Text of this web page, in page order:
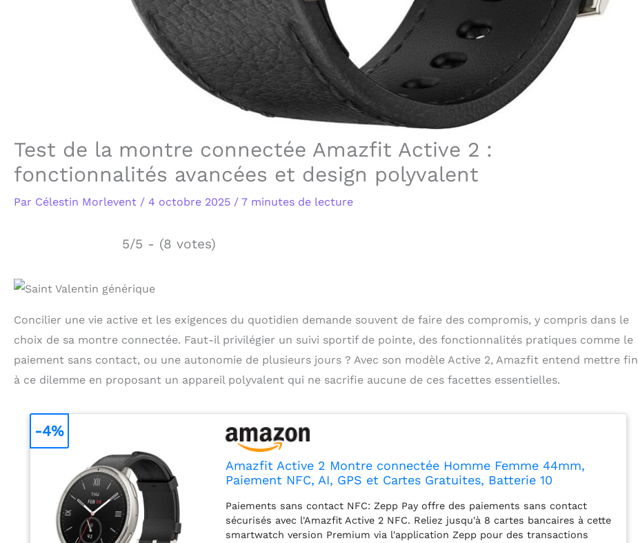
Test de la montre connectée Amazfit Active 2 :
fonctionnalités avancées et design polyvalent
Par Célestin Morlevent / 4 octobre 2025 / 7 minutes de lecture
5/5 - (8 votes)
Concilier une vie active et les exigences du quotidien demande souvent de faire des compromis, y compris dans le
choix de sa montre connectée. Faut-il privilégier un suivi sportif de pointe, des fonctionnalités pratiques comme le
paiement sans contact, ou une autonomie de plusieurs jours ? Avec son modèle Active 2, Amazfit entend mettre fin
à ce dilemme en proposant un appareil polyvalent qui ne sacrifie aucune de ces facettes essentielles.
Amazfit Active 2 Montre connectée Homme Femme 44mm,
Paiement NFC, AI, GPS et Cartes Gratuites, Batterie 10
pour Android et iPhone
Paiements sans contact NFC: Zepp Pay offre des paiements sans contact
sécurisés avec l'Amazfit Active 2 NFC. Reliez jusqu'à 8 cartes bancaires à cette
smartwatch version Premium via l'application Zepp pour des transactions
-4%